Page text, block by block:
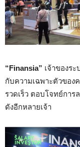
“Finansia” เจ้าของระ
กับความเฉพาะตัวขอ
รวดเร็ว ตอบโจทย์การ
ดังอีกหลายเจ้า